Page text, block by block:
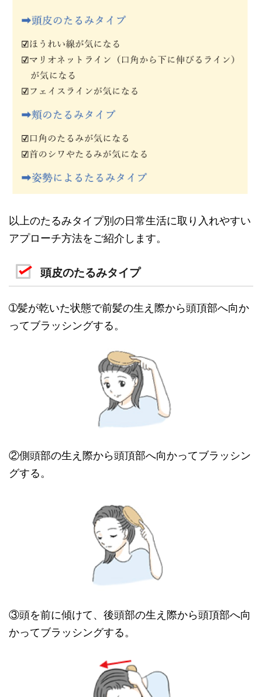
以上のたるみタイプ別の日常生活に取り入れやすい
アプローチ方法をご紹介します。
頭皮のたるみタイプ
➀髪が乾いた状態で前髪の生え際から頭頂部へ向か
ってブラッシングする。
②側頭部の生え際から頭頂部へ向かってブラッシン
グする。
③頭を前に傾けて、後頭部の生え際から頭頂部へ向
かってブラッシングする。